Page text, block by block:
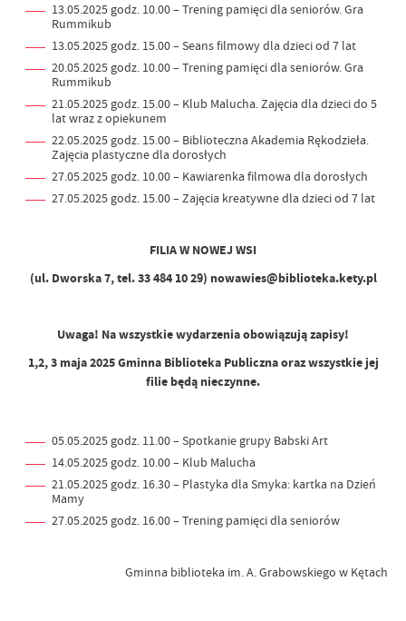
13.05.2025 godz. 10.00 – Trening pamięci dla seniorów. Gra
Rummikub
13.05.2025 godz. 15.00 – Seans filmowy dla dzieci od 7 lat
20.05.2025 godz. 10.00 – Trening pamięci dla seniorów. Gra
Rummikub
21.05.2025 godz. 15.00 – Klub Malucha. Zajęcia dla dzieci do 5
lat wraz z opiekunem
22.05.2025 godz. 15.00 – Biblioteczna Akademia Rękodzieła.
Zajęcia plastyczne dla dorosłych
27.05.2025 godz. 10.00 – Kawiarenka filmowa dla dorosłych
27.05.2025 godz. 15.00 – Zajęcia kreatywne dla dzieci od 7 lat
FILIA W NOWEJ WSI
(ul. Dworska 7, tel. 33 484 10 29) nowawies@biblioteka.kety.pl
Uwaga! Na wszystkie wydarzenia obowiązują zapisy!
1,2, 3 maja 2025 Gminna Biblioteka Publiczna oraz wszystkie jej
filie będą nieczynne.
05.05.2025 godz. 11.00 – Spotkanie grupy Babski Art
14.05.2025 godz. 10.00 – Klub Malucha
21.05.2025 godz. 16.30 – Plastyka dla Smyka: kartka na Dzień
Mamy
27.05.2025 godz. 16.00 – Trening pamięci dla seniorów
Gminna biblioteka im. A. Grabowskiego w Kętach